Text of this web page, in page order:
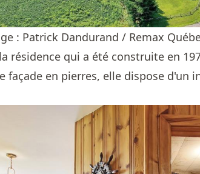
: Patrick Dandurand / Remax
résidence qui a été construite en
façade en pierres, elle dispose d'un